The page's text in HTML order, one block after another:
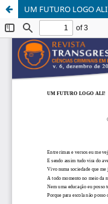
UM FUTURO LOGO ALI